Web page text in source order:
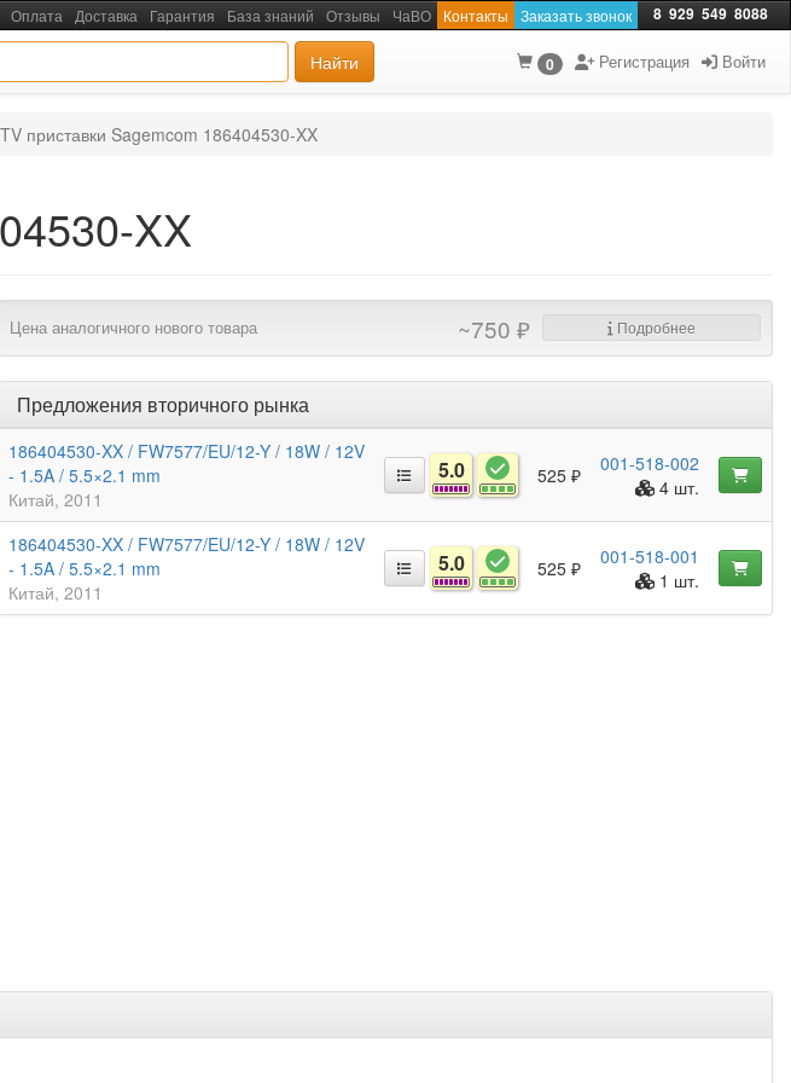
Оплата Доставка Гарантия База знаний Отзывы ЧаВО Контакты Заказать звонок 8 929 549 8088
Найти 0 Регистрация Войти
приставки Sagemcom 186404530-XX
XX
Цена аналогичного нового товара ~750 ₽ Подробнее
Предложения вторичного рынка
186404530-XX / FW7577/EU/12-Y / 18W / 12V
- 1.5A / 5.5×2.1 mm
Китай 2011
5.0 525 ₽
001-518-002
4 шт.
186404530-XX / FW7577/EU/12-Y / 18W / 12V
- 1.5A / 5.5×2.1 mm
Китай 2011
5.0 525 ₽
001-518-001
1 шт.